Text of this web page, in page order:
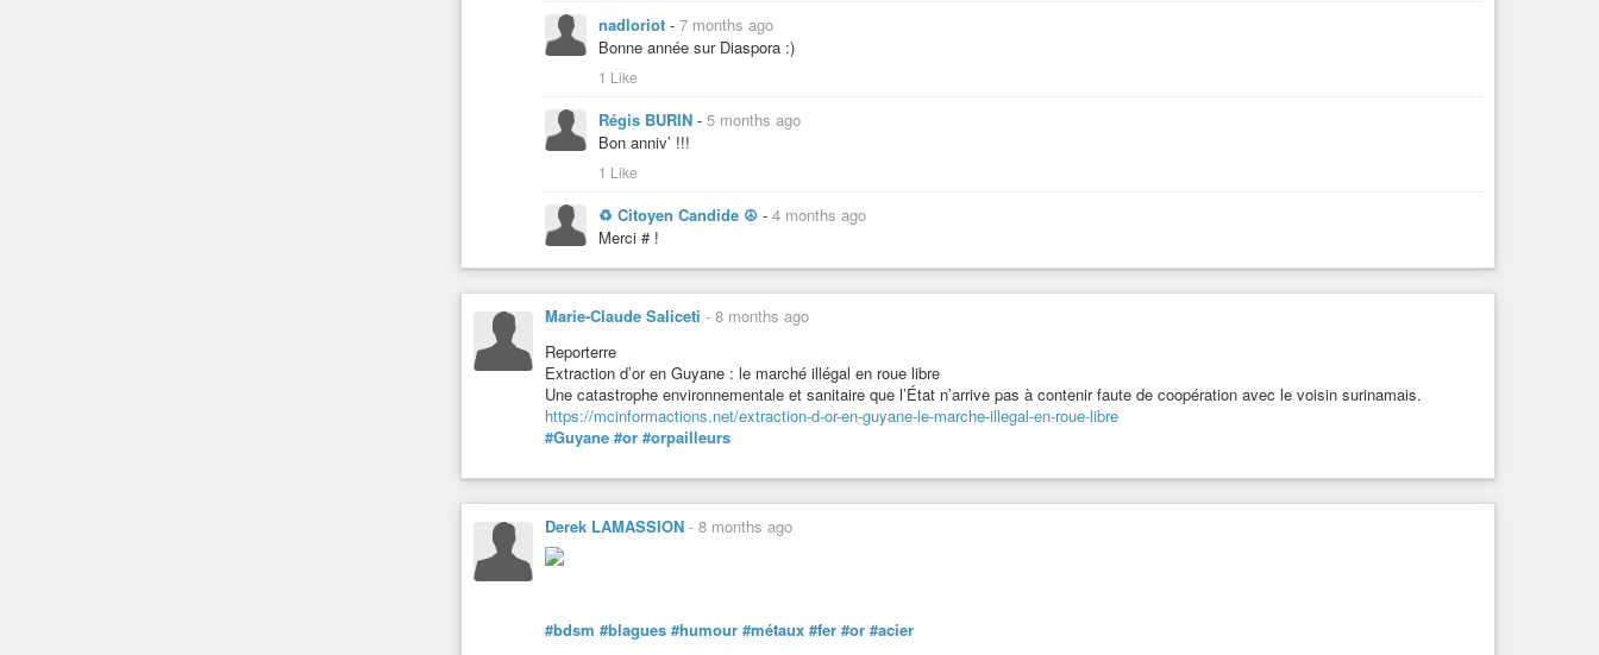
nadloriot - 7 months ago
Bonne année sur Diaspora :)
1 Like
Régis BURIN - 5 months ago
Bon anniv’ !!!
1 Like
♻ Citoyen Candide ☮ - 4 months ago
Merci # !
Marie-Claude Saliceti - 8 months ago
Reporterre
Extraction d’or en Guyane : le marché illégal en roue libre
Une catastrophe environnementale et sanitaire que l’État n’arrive pas à contenir faute de coopération avec le voisin surinamais.
https://mcinformactions.net/extraction-d-or-en-guyane-le-marche-illegal-en-roue-libre
#Guyane #or #orpailleurs
Derek LAMASSION - 8 months ago
#bdsm #blagues #humour #métaux #fer #or #acier